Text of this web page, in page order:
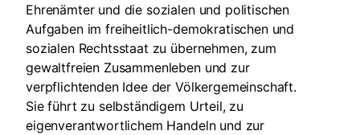
Ehrenämter und die sozialen und politischen
Aufgaben im freiheitlich-demokratischen und
sozialen Rechtsstaat zu übernehmen, zum
gewaltfreien Zusammenleben und zur
verpflichtenden Idee der Völkergemeinschaft.
Sie führt zu selbständigem Urteil, zu
eigenverantwortlichem Handeln und zur